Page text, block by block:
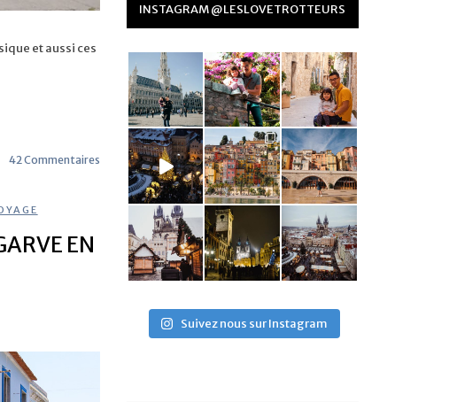
et aussi ces
42 Commentaires
EN
INSTAGRAM @LESLOVETROTTEURS
Suivez nous sur Instagram